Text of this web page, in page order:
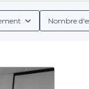
pourrez
limite pas qu’à un
chaque château
Nombre